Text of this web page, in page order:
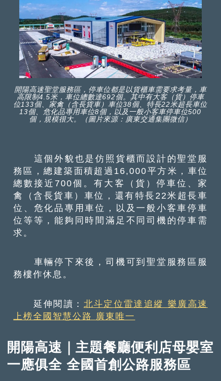
開陽高速聖堂服務區，停車位都是以貨櫃車需要求考量，車
高限制4.5米，車位總數達692個。其中有大客（貨）停車
位133個、家禽（含長貨車）車位38個、特長22米超長車位
13個、危化品專用車位8個，以及一般小客車停車位500
個，規模很大。（圖片來源：廣東交通集團微信）
這個外貌也是仿照貨櫃而設計的聖堂服
務區，總建築面積超過16,000平方米，車位
總數接近700個。有大客（貨）停車位、家
禽（含長貨車）車位，還有特長22米超長車
位、危化品專用車位，以及一般小客車停車
位等等，能夠同時間滿足不同司機的停車需
求。
車輛停下來後，司機可到聖堂服務區服
務樓作休息。
延伸閱讀： 北斗定位雷達追縱 樂廣高速
上榜全國智慧公路 廣東唯一
開陽高速｜主題餐廳便利店母嬰室
一應俱全 全國首創公路服務區